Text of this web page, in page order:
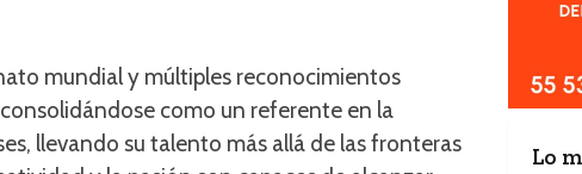
mundial y múltiples reconocimientos
como un referente en la
llevando su talento más allá de las fronteras
Lo